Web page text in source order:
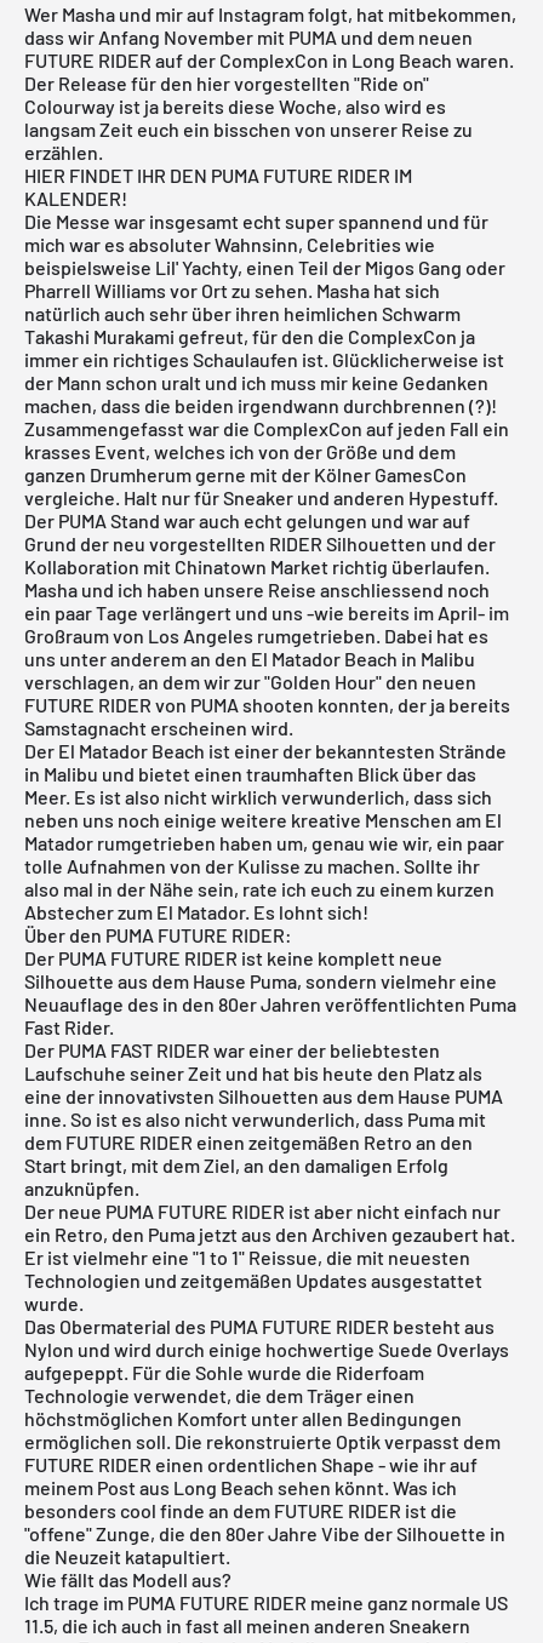
Wer Masha und mir auf Instagram folgt, hat mitbekommen,
dass wir Anfang November mit PUMA und dem neuen
FUTURE RIDER auf der ComplexCon in Long Beach waren.
Der Release für den hier vorgestellten "Ride on"
Colourway ist ja bereits diese Woche, also wird es
langsam Zeit euch ein bisschen von unserer Reise zu
erzählen.
HIER FINDET IHR DEN PUMA FUTURE RIDER IM
KALENDER!
Die Messe war insgesamt echt super spannend und für
mich war es absoluter Wahnsinn, Celebrities wie
beispielsweise Lil' Yachty, einen Teil der Migos Gang oder
Pharrell Williams vor Ort zu sehen. Masha hat sich
natürlich auch sehr über ihren heimlichen Schwarm
Takashi Murakami gefreut, für den die ComplexCon ja
immer ein richtiges Schaulaufen ist. Glücklicherweise ist
der Mann schon uralt und ich muss mir keine Gedanken
machen, dass die beiden irgendwann durchbrennen (?)!
Zusammengefasst war die ComplexCon auf jeden Fall ein
krasses Event, welches ich von der Größe und dem
ganzen Drumherum gerne mit der Kölner GamesCon
vergleiche. Halt nur für Sneaker und anderen Hypestuff.
Der PUMA Stand war auch echt gelungen und war auf
Grund der neu vorgestellten RIDER Silhouetten und der
Kollaboration mit Chinatown Market richtig überlaufen.
Masha und ich haben unsere Reise anschliessend noch
ein paar Tage verlängert und uns -wie bereits im April- im
Großraum von Los Angeles rumgetrieben. Dabei hat es
uns unter anderem an den El Matador Beach in Malibu
verschlagen, an dem wir zur "Golden Hour" den neuen
FUTURE RIDER von PUMA shooten konnten, der ja bereits
Samstagnacht erscheinen wird.
Der El Matador Beach ist einer der bekanntesten Strände
in Malibu und bietet einen traumhaften Blick über das
Meer. Es ist also nicht wirklich verwunderlich, dass sich
neben uns noch einige weitere kreative Menschen am El
Matador rumgetrieben haben um, genau wie wir, ein paar
tolle Aufnahmen von der Kulisse zu machen. Sollte ihr
also mal in der Nähe sein, rate ich euch zu einem kurzen
Abstecher zum El Matador. Es lohnt sich!
Über den PUMA FUTURE RIDER:
Der PUMA FUTURE RIDER ist keine komplett neue
Silhouette aus dem Hause Puma, sondern vielmehr eine
Neuauflage des in den 80er Jahren veröffentlichten Puma
Fast Rider.
Der PUMA FAST RIDER war einer der beliebtesten
Laufschuhe seiner Zeit und hat bis heute den Platz als
eine der innovativsten Silhouetten aus dem Hause PUMA
inne. So ist es also nicht verwunderlich, dass Puma mit
dem FUTURE RIDER einen zeitgemäßen Retro an den
Start bringt, mit dem Ziel, an den damaligen Erfolg
anzuknüpfen.
Der neue PUMA FUTURE RIDER ist aber nicht einfach nur
ein Retro, den Puma jetzt aus den Archiven gezaubert hat.
Er ist vielmehr eine "1 to 1" Reissue, die mit neuesten
Technologien und zeitgemäßen Updates ausgestattet
wurde.
Das Obermaterial des PUMA FUTURE RIDER besteht aus
Nylon und wird durch einige hochwertige Suede Overlays
aufgepeppt. Für die Sohle wurde die Riderfoam
Technologie verwendet, die dem Träger einen
höchstmöglichen Komfort unter allen Bedingungen
ermöglichen soll. Die rekonstruierte Optik verpasst dem
FUTURE RIDER einen ordentlichen Shape - wie ihr auf
meinem Post aus Long Beach sehen könnt. Was ich
besonders cool finde an dem FUTURE RIDER ist die
"offene" Zunge, die den 80er Jahre Vibe der Silhouette in
die Neuzeit katapultiert.
Wie fällt das Modell aus?
Ich trage im PUMA FUTURE RIDER meine ganz normale US
11.5, die ich auch in fast all meinen anderen Sneakern